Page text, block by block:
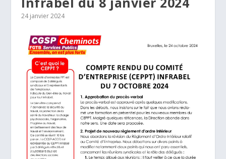
24 janvier 2024